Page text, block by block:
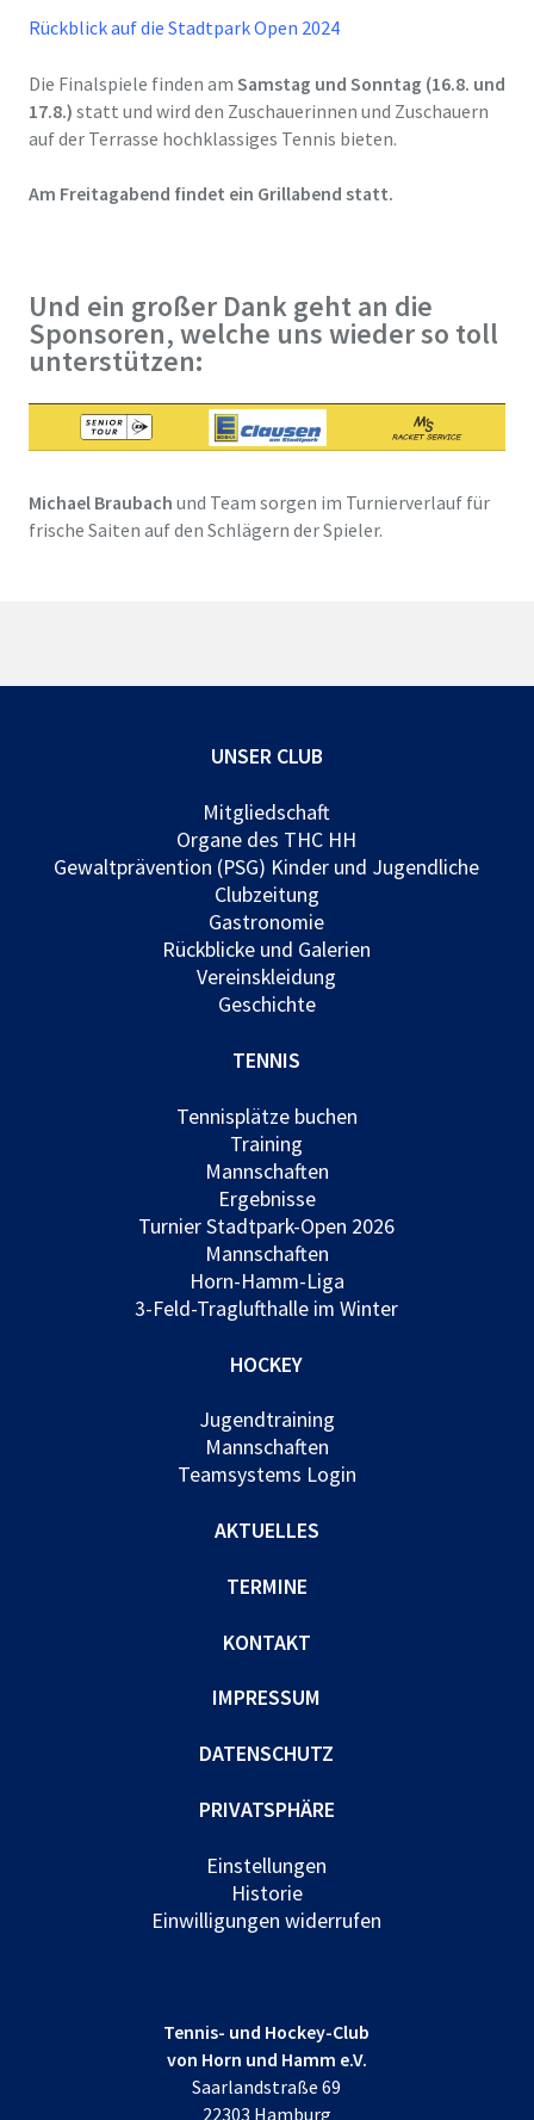
Rückblick auf die Stadtpark Open 2024
Die Finalspiele finden am Samstag und Sonntag (16.8. und
17.8.) statt und wird den Zuschauerinnen und Zuschauern
auf der Terrasse hochklassiges Tennis bieten.
Am Freitagabend findet ein Grillabend statt.
Und ein großer Dank geht an die
Sponsoren, welche uns wieder so toll
unterstützen:
Michael Braubach und Team sorgen im Turnierverlauf für
frische Saiten auf den Schlägern der Spieler.
UNSER CLUB
Mitgliedschaft
Organe des THC HH
Gewaltprävention (PSG) Kinder und Jugendliche
Clubzeitung
Gastronomie
Rückblicke und Galerien
Vereinskleidung
Geschichte
TENNIS
Tennisplätze buchen
Training
Mannschaften
Ergebnisse
Turnier Stadtpark-Open 2026
Mannschaften
Horn-Hamm-Liga
3-Feld-Traglufthalle im Winter
HOCKEY
Jugendtraining
Mannschaften
Teamsystems Login
AKTUELLES
TERMINE
KONTAKT
IMPRESSUM
DATENSCHUTZ
PRIVATSPHÄRE
Einstellungen
Historie
Einwilligungen widerrufen
Tennis- und Hockey-Club
von Horn und Hamm e.V.
Saarlandstraße 69
22303 Hamburg